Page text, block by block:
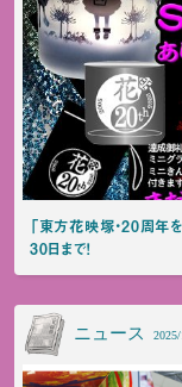
「東方花映塚・20周年
30日まで！
ニュース